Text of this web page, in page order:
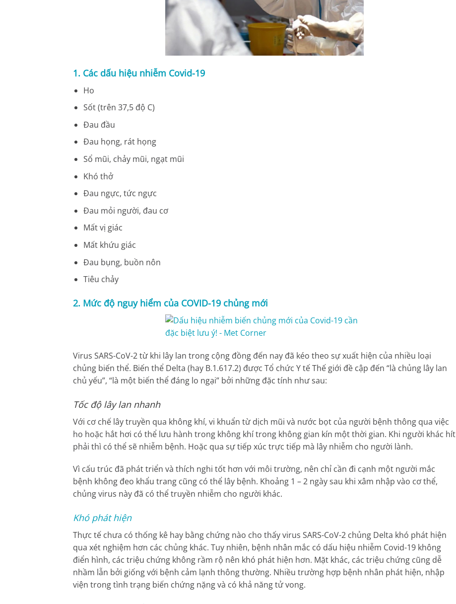
1. Các dấu hiệu nhiễm Covid-19
Ho
Sốt (trên 37,5 độ C)
Đau đầu
Đau họng, rát họng
Sổ mũi, chảy mũi, ngạt mũi
Khó thở
Đau ngực, tức ngực
Đau mỏi người, đau cơ
Mất vị giác
Mất khứu giác
Đau bụng, buồn nôn
Tiêu chảy
2. Mức độ nguy hiểm của COVID-19 chủng mới
Virus SARS-CoV-2 từ khi lây lan trong cộng đồng đến nay đã kéo theo sự xuất hiện của nhiều loại
chủng biến thể. Biến thể Delta (hay B.1.617.2) được Tổ chức Y tế Thế giới đề cập đến “là chủng lây lan
chủ yếu”, “là một biến thể đáng lo ngại” bởi những đặc tính như sau:
Tốc độ lây lan nhanh
Với cơ chế lây truyền qua không khí, vi khuẩn từ dịch mũi và nước bọt của người bệnh thông qua việc
ho hoặc hắt hơi có thể lưu hành trong không khí trong không gian kín một thời gian. Khi người khác hít
phải thì có thể sẽ nhiễm bệnh. Hoặc qua sự tiếp xúc trực tiếp mà lây nhiễm cho người lành.
Vì cấu trúc đã phát triển và thích nghi tốt hơn với môi trường, nên chỉ cần đi cạnh một người mắc
bệnh không đeo khẩu trang cũng có thể lây bệnh. Khoảng 1 – 2 ngày sau khi xâm nhập vào cơ thể,
chủng virus này đã có thể truyền nhiễm cho người khác.
Khó phát hiện
Thực tế chưa có thống kê hay bằng chứng nào cho thấy virus SARS-CoV-2 chủng Delta khó phát hiện
qua xét nghiệm hơn các chủng khác. Tuy nhiên, bệnh nhân mắc có dấu hiệu nhiễm Covid-19 không
điển hình, các triệu chứng không rầm rộ nên khó phát hiện hơn. Mặt khác, các triệu chứng cũng dễ
nhầm lẫn bởi giống với bệnh cảm lạnh thông thường. Nhiều trường hợp bệnh nhân phát hiện, nhập
viện trong tình trạng biến chứng nặng và có khả năng tử vong.